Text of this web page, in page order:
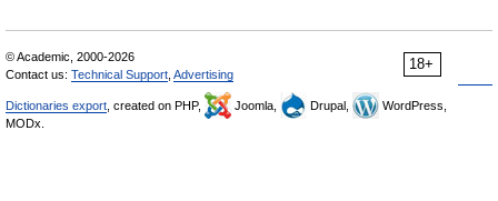
18+
© Academic, 2000-2026
Contact us: Technical Support Advertising
Dictionaries export , created on PHP, Joomla, Drupal,
WordPress,
MODx.